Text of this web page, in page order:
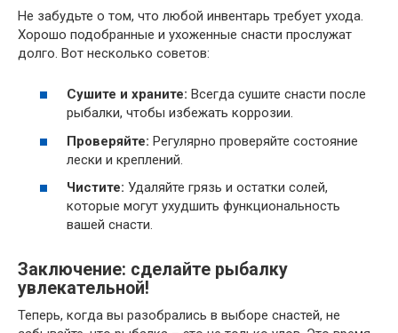
Не забудьте о том, что любой инвентарь требует ухода.
Хорошо подобранные и ухоженные снасти прослужат
долго. Вот несколько советов:
Сушите и храните: Всегда сушите снасти после
рыбалки, чтобы избежать коррозии.
Проверяйте: Регулярно проверяйте состояние
лески и креплений.
Чистите: Удаляйте грязь и остатки солей,
которые могут ухудшить функциональность
вашей снасти.
Заключение: сделайте рыбалку
увлекательной!
Теперь, когда вы разобрались в выборе снастей, не